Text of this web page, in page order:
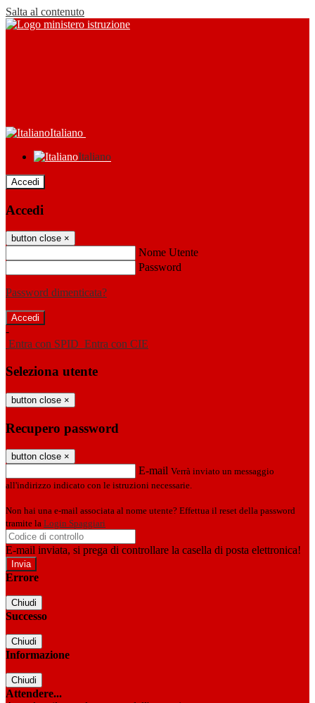
Salta al contenuto
Italiano
Italiano
Accedi
Accedi
button close ×
Nome Utente
Password
Password dimenticata?
-
Entra con SPID Entra con CIE
Seleziona utente
button close ×
Recupero password
button close ×
E-mail Verrà inviato un messaggio
all'indirizzo indicato con le istruzioni necessarie.
Non hai una e-mail associata al nome utente? Effettua il reset della password
tramite la Login Spaggiari
E-mail inviata, si prega di controllare la casella di posta elettronica!
Errore
Chiudi
Successo
Chiudi
Informazione
Chiudi
Attendere...